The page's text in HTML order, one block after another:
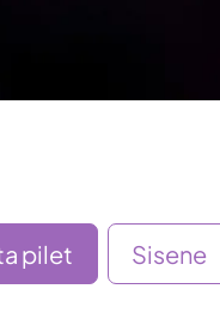
pilet Sisene